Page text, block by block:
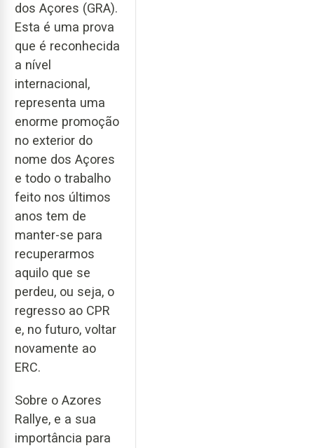
dos Açores (GRA).
Esta é uma prova
que é reconhecida
a nível
internacional,
representa uma
enorme promoção
no exterior do
nome dos Açores
e todo o trabalho
feito nos últimos
anos tem de
manter-se para
recuperarmos
aquilo que se
perdeu, ou seja, o
regresso ao CPR
e, no futuro, voltar
novamente ao
ERC.
Sobre o Azores
Rallye, e a sua
importância para